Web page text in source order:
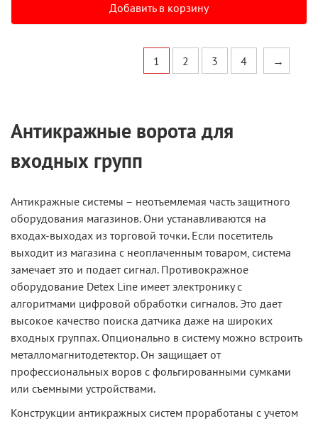
Добавить в корзину
1 2 3 4 →
Антикражные ворота для
входных групп
Антикражные системы – неотъемлемая часть защитного
оборудования магазинов. Они устанавливаются на
входах-выходах из торговой точки. Если посетитель
выходит из магазина с неоплаченным товаром, система
замечает это и подает сигнал. Противокражное
оборудование Detex Line имеет электронику c
алгоритмами цифровой обработки сигналов. Это дает
высокое качество поиска датчика даже на широких
входных группах. Опционально в систему можно встроить
металломагнитодетектор. Он защищает от
профессиональных воров с фольгированными сумками
или съемными устройствами.
Конструкции антикражных систем проработаны c учетом